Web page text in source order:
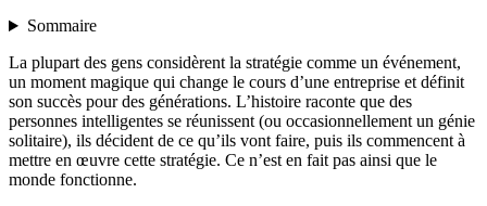
Sommaire
La plupart des gens considèrent la stratégie comme un événement,
un moment magique qui change le cours d’une entreprise et définit
son succès pour des générations. L’histoire raconte que des
personnes intelligentes se réunissent (ou occasionnellement un génie
solitaire), ils décident de ce qu’ils vont faire, puis ils commencent à
mettre en œuvre cette stratégie. Ce n’est en fait pas ainsi que le
monde fonctionne.